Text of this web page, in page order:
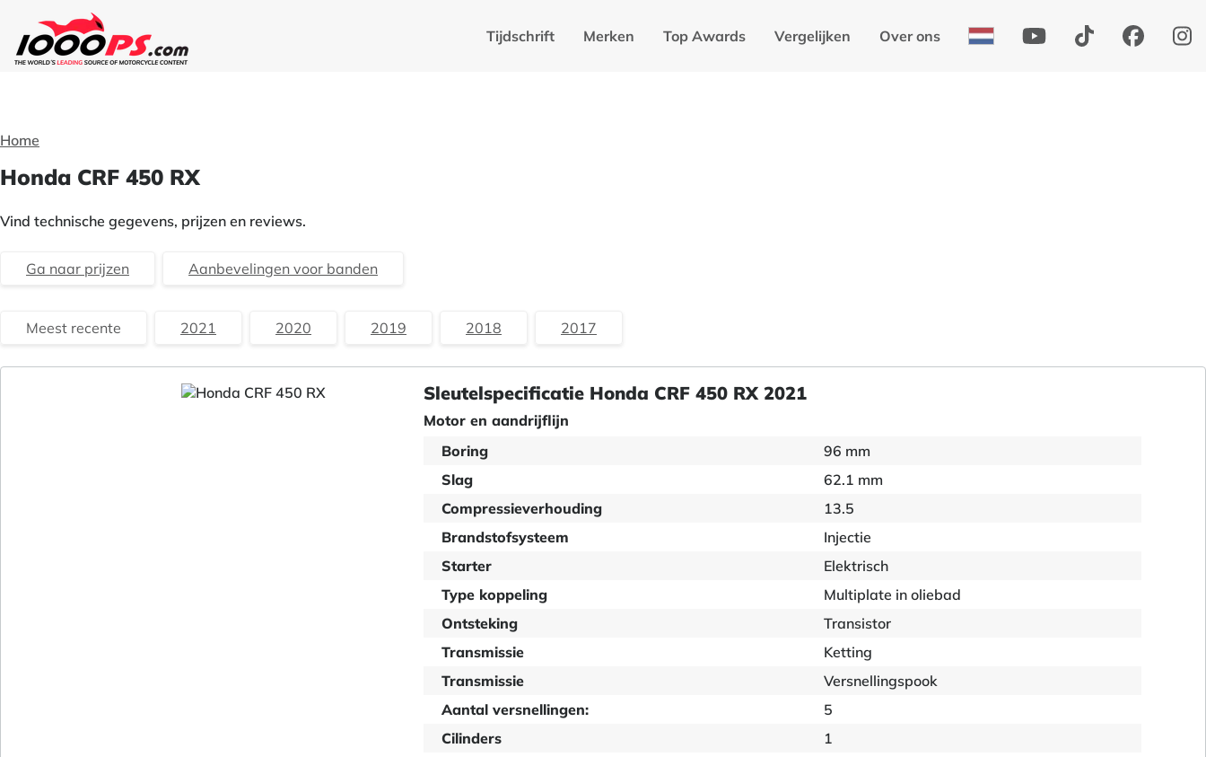
Tijdschrift Merken Top Awards Vergelijken Over ons
Home
Honda CRF 450 RX
Vind technische gegevens, prijzen en reviews.
Ga naar prijzen Aanbevelingen voor banden
Meest recente 2021 2020 2019 2018 2017
Sleutelspecificatie Honda CRF 450 RX 2021
Motor en aandrijflijn
Boring
96 mm
Slag
62.1 mm
Compressieverhouding
13.5
Brandstofsysteem
Injectie
Starter
Elektrisch
Type koppeling
Multiplate in oliebad
Ontsteking
Transistor
Transmissie
Ketting
Transmissie
Versnellingspook
Aantal versnellingen:
5
Cilinders
1